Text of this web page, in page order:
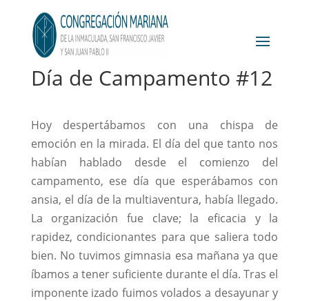
Día de Campamento #12
Hoy despertábamos con una chispa de
emoción en la mirada. El día del que tanto nos
habían hablado desde el comienzo del
campamento, ese día que esperábamos con
ansia, el día de la multiaventura, había llegado.
La organización fue clave; la eficacia y la
rapidez, condicionantes para que saliera todo
bien. No tuvimos gimnasia esa mañana ya que
íbamos a tener suficiente durante el día. Tras el
imponente izado fuimos volados a desayunar y